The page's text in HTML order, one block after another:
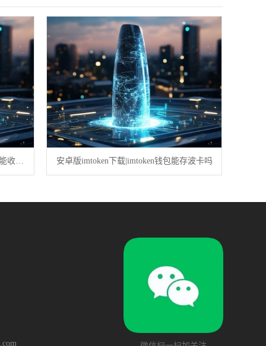
安卓版imtoken下载|imtoken钱包能存波卡吗